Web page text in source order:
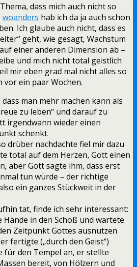
dass mich auch nicht so
woanders hab ich da ja auch schon
Ich glaube auch nicht, dass es
geht, wie gesagt, Wachstum
einer anderen Dimension ab –
und mich nicht total geistlich
mir eben grad mal nicht alles so
vor ein paar Wochen.
man mehr machen kann als
zu leben“ und darauf zu
irgendwann wieder einen
schenkt.
drüber nachdachte fiel mir dazu
total auf dem Herzen, Gott einen
aber Gott sagte ihm, dass erst
tun würde – der richtige
ein ganzes Stückweit in der
tat, finde ich sehr interessant:
Hände in den Schoß und wartete
Zeitpunkt Gottes ausnutzen
fertigte („durch den Geist“)
für den Tempel an, er stellte
bereit, von Hölzern und